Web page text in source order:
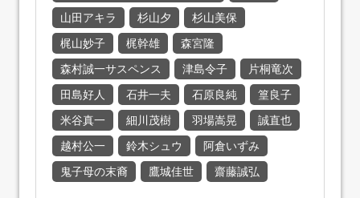
山田アキラ
杉山夕
杉山美保
梶山妙子
梶幹雄
森宮隆
森村誠一サスペンス
津島令子
片桐竜次
田島好人
石井一夫 石原良純
篁良子
米谷真一
細川茂樹 羽場嵩晃
誠直也
越村公一
鈴木シュウ
阿倉いずみ
鬼子母の末裔
鷹城佳世 齋藤誠弘